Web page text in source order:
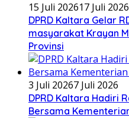
15 Juli 202617 Juli 2026
DPRD Kaltara Gelar
masyarakat Krayan
Provinsi
3 Juli 20267 Juli 2026
DPRD Kaltara Hadiri
Bersama